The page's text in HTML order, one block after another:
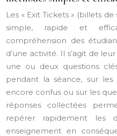
Les « Exit Tickets » (billets
simple, rapide et
compréhension des
d’une activité. Il s’agit de
une ou deux questions
pendant la séance, sur
encore confus ou sur les
réponses collectées
repérer rapidement les
enseignement en